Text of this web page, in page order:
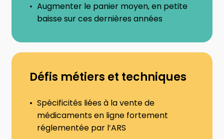
Augmenter le panier moyen, en petite
baisse sur ces dernières années
Défis métiers et techniques
Spécificités liées à la vente de
médicaments en ligne fortement
réglementée par l’ARS